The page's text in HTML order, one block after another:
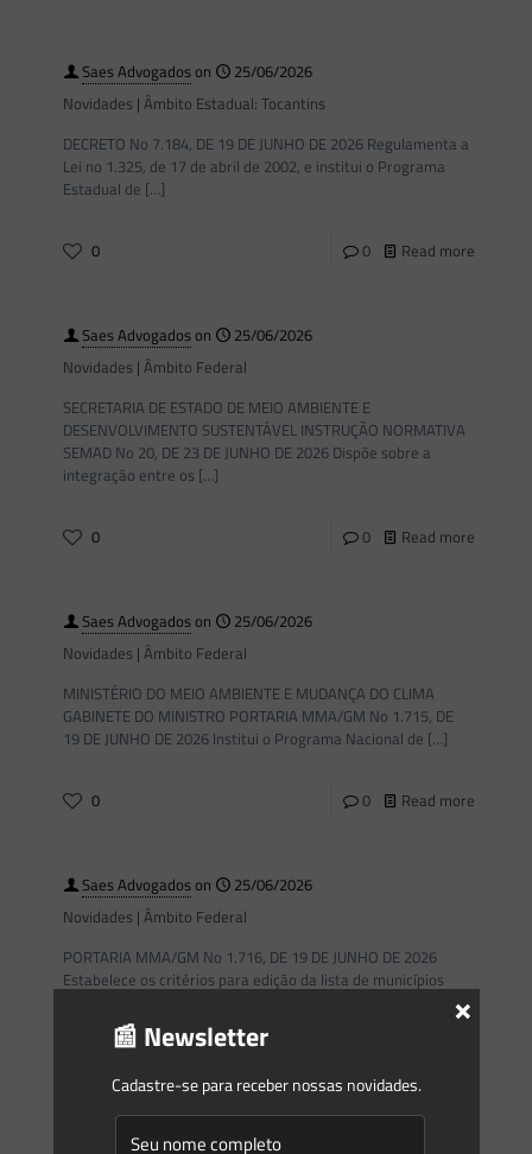
Saes Advogadoson
25/06/2026
Novidades | Âmbito Estadual: Tocantins
DECRETO No 7.184, DE 19 DE JUNHO DE 2026 Regulamenta a
Lei no 1.325, de 17 de abril de 2002, e institui o Programa
Estadual de […]
0 0 Read more
Saes Advogadoson
25/06/2026
Novidades | Âmbito Federal
SECRETARIA DE ESTADO DE MEIO AMBIENTE E
DESENVOLVIMENTO SUSTENTÁVEL INSTRUÇÃO NORMATIVA
SEMAD No 20, DE 23 DE JUNHO DE 2026 Dispõe sobre a
integração entre os […]
0 0 Read more
Saes Advogadoson
25/06/2026
Novidades | Âmbito Federal
MINISTÉRIO DO MEIO AMBIENTE E MUDANÇA DO CLIMA
GABINETE DO MINISTRO PORTARIA MMA/GM No 1.715, DE
19 DE JUNHO DE 2026 Institui o Programa Nacional de […]
0 0 Read more
Saes Advogadoson
25/06/2026
Novidades | Âmbito Federal
PORTARIA MMA/GM No 1.716, DE 19 DE JUNHO DE 2026
Estabelece os critérios para edição da lista de municípios
situados no Bioma Amazônia considerados prioritários para
0 Read more
📰 Newsletter
Cadastre-se para receber nossas novidades.
×